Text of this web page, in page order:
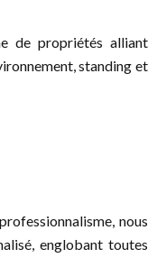
de propriétés alliant
standing et
nous
englobant toutes